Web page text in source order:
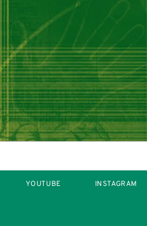
YOUTUBE INSTAGRAM